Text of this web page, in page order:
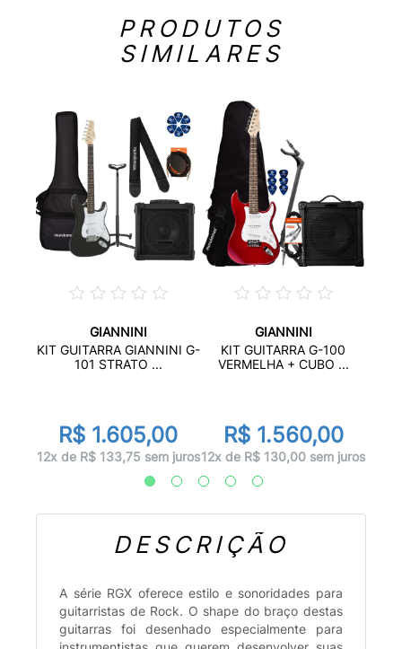
PRODUTOS
SIMILARES
GIANNINI
KIT GUITARRA GIANNINI G-
101 STRATO ...
R$ 1.605,00
12x de R$ 133,75 sem juros
GIANNINI
KIT GUITARRA G-100
VERMELHA + CUBO ...
R$ 1.560,00
12x de R$ 130,00 sem juros
DESCRIÇÃO
A série RGX oferece estilo e sonoridades para
guitarristas de Rock. O shape do braço destas
guitarras foi desenhado especialmente para